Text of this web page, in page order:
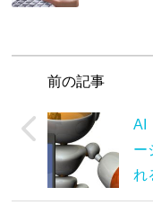
前の記事
AI
ー
れ